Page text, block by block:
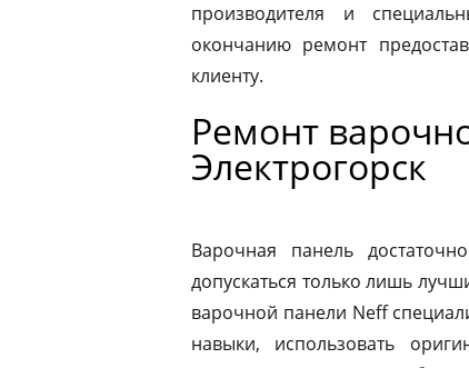
производителя и
окончанию ремонт
клиенту.
Ремонт
Электрогорск
Варочная панель
допускаться только лишь
варочной панели Neff
навыки, использовать